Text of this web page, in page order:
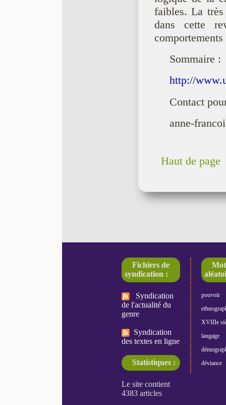
faibles. La très
dans cette
comportements
Sommaire :
http://
Contact
anne-
Haut de page
Fichiers de
syndication :
Syndication
de l'actualité du
genre
Syndication
des textes en ligne
Statistiques :
pouvoir
XVIIIe
langage
déviance